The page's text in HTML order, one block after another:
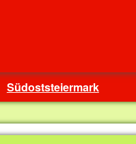
Südoststeiermark